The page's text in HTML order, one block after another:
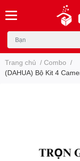
Trang chủ / Combo /
(DAHUA) Bộ Kit 4